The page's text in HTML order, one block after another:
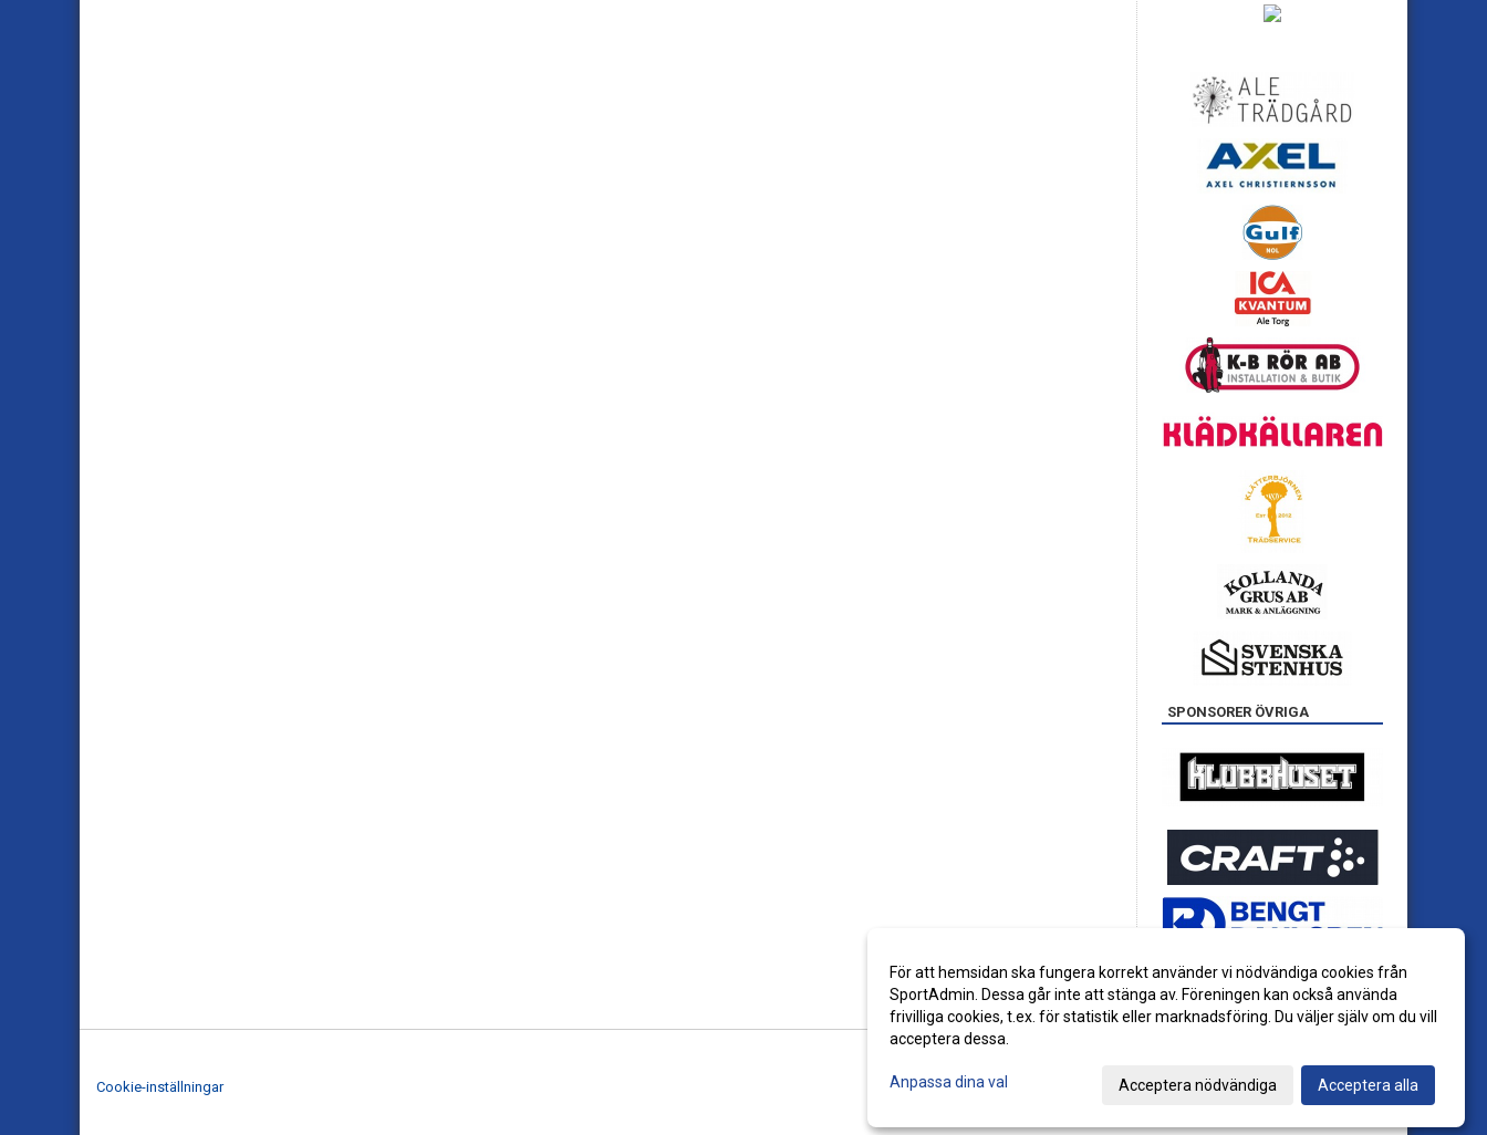
SPONSORER ÖVRIGA
Cookie-inställningar
För att hemsidan ska fungera korrekt använder vi nödvändiga cookies från
SportAdmin. Dessa går inte att stänga av. Föreningen kan också använda
frivilliga cookies, t.ex. för statistik eller marknadsföring. Du väljer själv om du vill
acceptera dessa.
Anpassa dina val Acceptera nödvändiga Acceptera alla